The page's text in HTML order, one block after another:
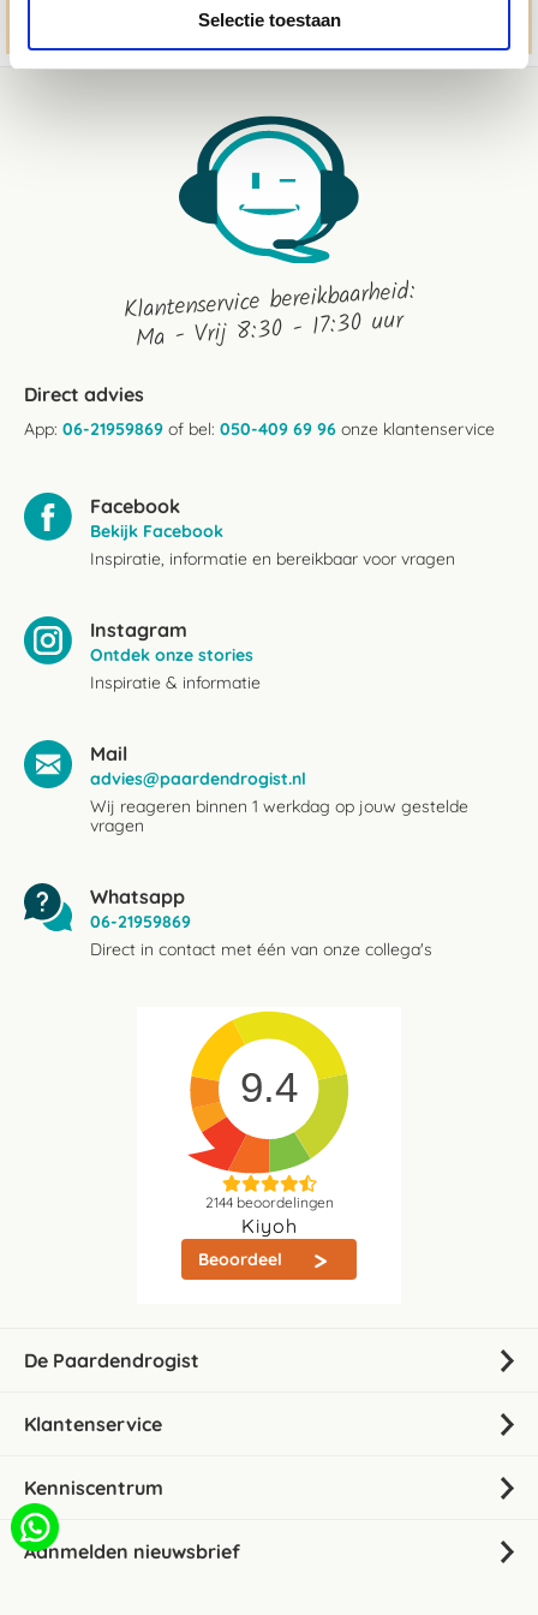
Selectie toestaan
Klantenservice bereikbaarheid:
Ma - Vrij 8:30 - 17:30 uur
Direct advies
App: 06-21959869 of bel: 050-409 69 96 onze klantenservice
Facebook
Bekijk Facebook
Inspiratie, informatie en bereikbaar voor vragen
Instagram
Ontdek onze stories
Inspiratie & informatie
Mail
advies@paardendrogist.nl
Wij reageren binnen 1 werkdag op jouw gestelde
vragen
Whatsapp
06-21959869
Direct in contact met één van onze collega's
9.4
2144beoordelingen
Kiyoh
Beoordeel
De Paardendrogist
Klantenservice
Kenniscentrum
Aanmelden nieuwsbrief